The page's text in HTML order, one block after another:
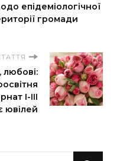
епідеміологічної
громади
любові:
І-ІІІ
ювілей